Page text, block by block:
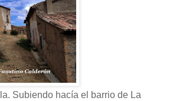
Subiendo hacía el barrio de La